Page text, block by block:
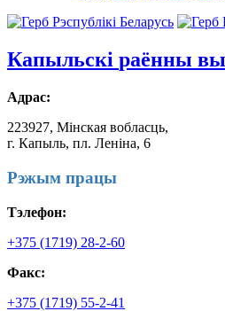
Капыльскі раённы
Адрас:
223927, Мінская вобласць,
г. Капыль, пл. Леніна, 6
Рэжым працы
Тэлефон:
+375 (1719) 28-2-60
Факс:
+375 (1719) 55-2-41